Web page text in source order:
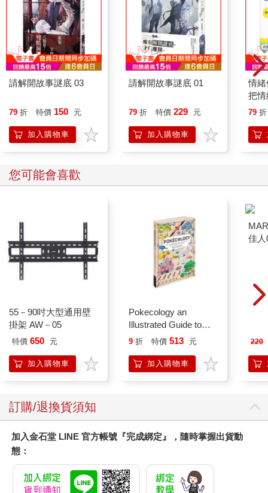
請解開故事謎底 03
79 折 特價 150 元
加入購物車
請解開故事謎底 01
79 折 特價 229 元
加入購物車
情
把
誰
79 折
您可能會喜歡
55－90吋大型通用壁
掛架 AW－05
特價 650 元
加入購物車
Pokecology an
Illustrated Guide to
Pokemon Ecology
Press)
9 折 特價 513 元
加入購物車
220
訂購/退換貨須知
加入金石堂 LINE 官方帳號『完成綁定』，隨時掌握出貨動
態：